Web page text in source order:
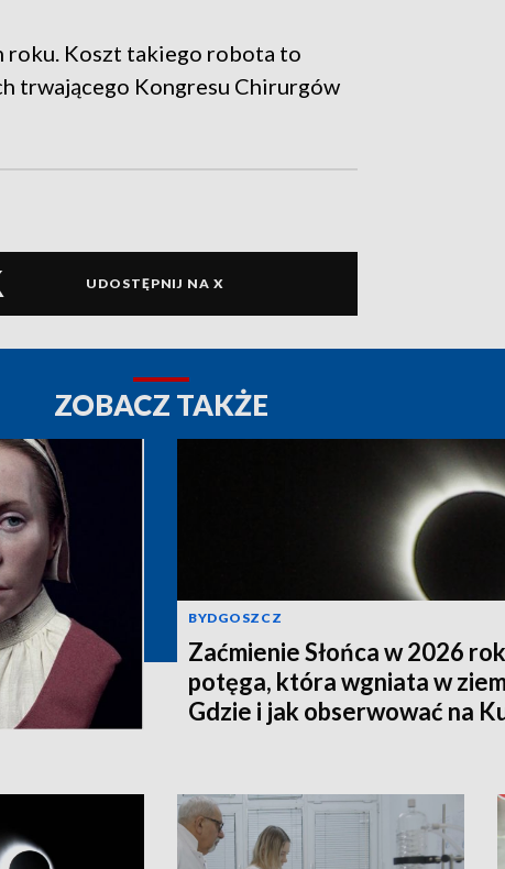
roku. Koszt takiego robota to
trwającego Kongresu Chirurgów
UDOSTĘPNIJ NA X
ZOBACZ TAKŻE
BYDGOSZCZ
Zaćmienie Słońca w 2026
potęga, która wgniata w
Gdzie i jak obserwować na